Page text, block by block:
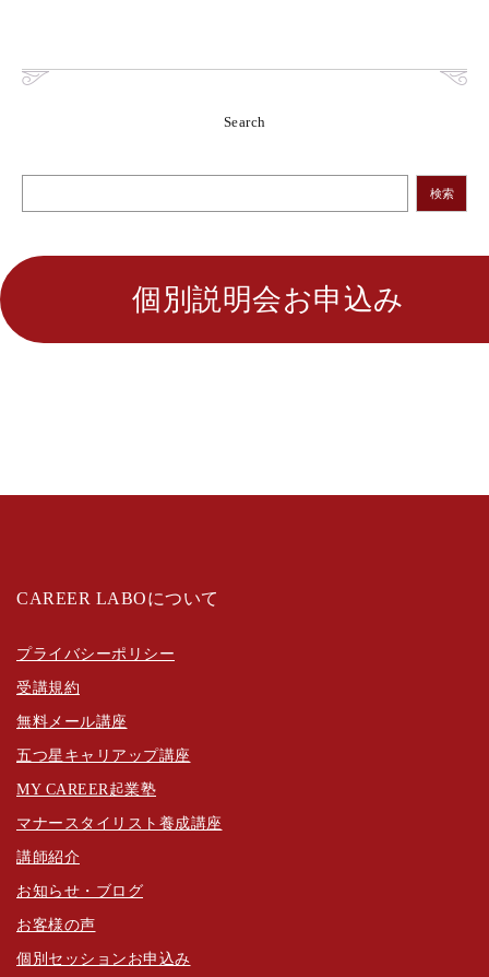
Search
検索
個別説明会お申込み
CAREER LABOについて
プライバシーポリシー
受講規約
無料メール講座
五つ星キャリアップ講座
MY CAREER起業塾
マナースタイリスト養成講座
講師紹介
お知らせ・ブログ
お客様の声
個別セッションお申込み